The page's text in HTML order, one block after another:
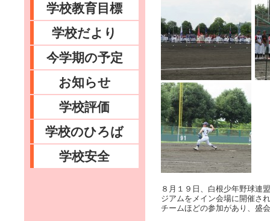
学校教育目標
学校だより
今学期の予定
お知らせ
学校評価
学校のひろば
学校安全
８月１９日、白根少年野球連
ジアムをメイン会場に開催さ
チームほどの参加があり、盛